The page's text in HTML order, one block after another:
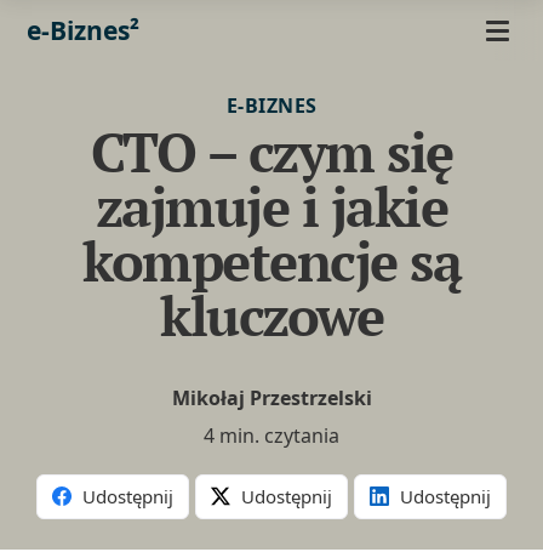
e-Biznes²
E-BIZNES
CTO – czym się
zajmuje i jakie
kompetencje są
kluczowe
Mikołaj Przestrzelski
4 min. czytania
Udostępnij Udostępnij Udostępnij